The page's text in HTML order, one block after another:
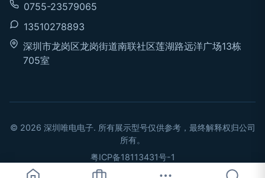
0755-23579065
13510278893
深圳市龙岗区龙岗街道南联社区莲湖路远洋广场13栋
705室
© 2026 深圳唯电电子. 所有展示型号仅供参考，最终解释权归公司
所有。
粤ICP备18113431号-1